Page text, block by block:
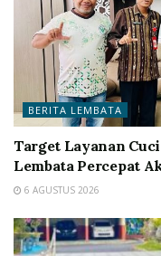
BERITA LEMBATA
Target Layanan
Lembata Percepat
6 AGUSTUS 2026